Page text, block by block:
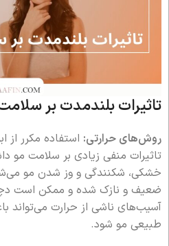
تاثیرات بلندمدت بر
روش‌های حرارتی: استفاده مکرر از
تاثیرات منفی زیادی بر سلامت مو
خشکی، شکنندگی و وز شدن مو
ضعیف و نازک شده و ممکن است
آسیب‌های ناشی از حرارت
طبیعی مو شود.